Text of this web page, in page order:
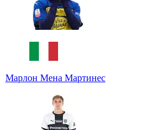
Марлон Мена Мартинес